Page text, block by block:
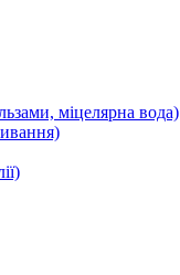
міцелярна вода)